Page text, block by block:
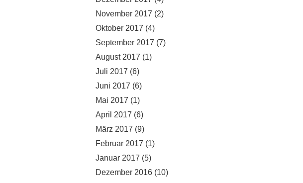
November 2017 (2)
Oktober 2017 (4)
September 2017 (7)
August 2017 (1)
Juli 2017 (6)
Juni 2017 (6)
Mai 2017 (1)
April 2017 (6)
März 2017 (9)
Februar 2017 (1)
Januar 2017 (5)
Dezember 2016 (10)